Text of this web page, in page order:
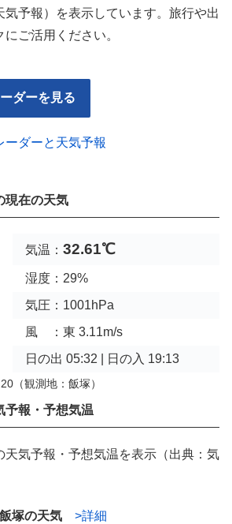
気予報）を表示しています。旅行や出
ご活用ください。
ダーを見る
ダーと天気予報
現在の天気
気温： 32.61℃
湿度：29%
気圧：1001hPa
風 ：東 3.11m/s
日の出 05:32 | 日の入 19:13
（観測地：飯塚）
予報・予想気温
天気予報・予想気温を表示（出典：気
飯塚の天気
>詳細